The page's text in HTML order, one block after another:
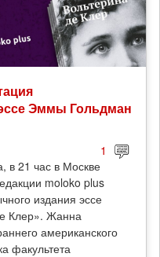
Эммы Гольдман
1
в 21 час в Москве
moloko plus
издания эссе
Клер». Жанна
американского
факультета